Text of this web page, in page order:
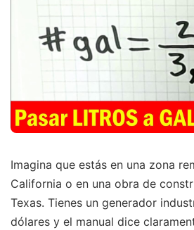
Imagina que estás en una zona
California o en una obra de
Texas. Tienes un generador
dólares y el manual dice